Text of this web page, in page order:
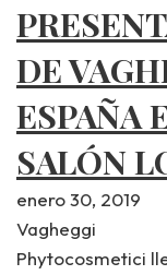
DE
ESPAÑA
SALÓN
enero 30, 2019
Vagheggi
Phytocosmetici